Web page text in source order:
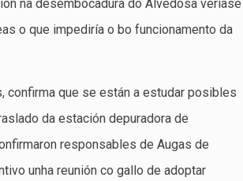
na desembocadura do Alvedosa veríase
o que impediría o bo funcionamento da
confirma que se están a estudar posibles
da estación depuradora de
responsables de Augas de
unha reunión co gallo de adoptar